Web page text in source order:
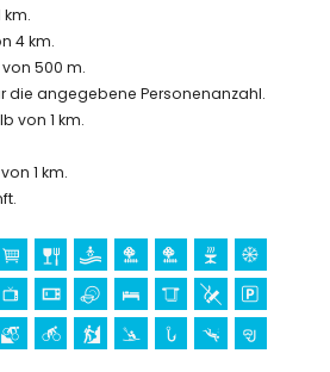
Radfahren, Angeln,
und Wasserski (innerhalb von 1000
und Tauchen (innerhalb von 5
25 Kilometern der Villa entfernt)
km.
4 km.
500 m.
die angegebene Personenanzahl.
von 1 km.
1 km.